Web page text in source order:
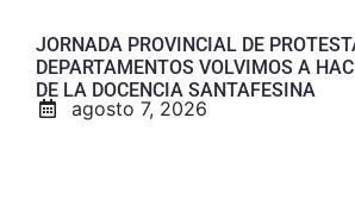
JORNADA PROVINCIAL DE
DEPARTAMENTOS VOLVIMOS A
DE LA DOCENCIA SANTAFESINA
agosto 7, 2026